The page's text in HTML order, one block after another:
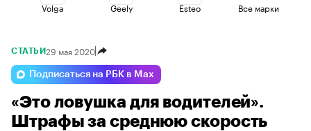
Volga Geely Esteo
Lada
Voyah Omoda Changan
Все марки
СТАТЬИ29 мая 2020
Подписаться на РБК в Max
«Это ловушка для водителей».
Штрафы за среднюю скорость